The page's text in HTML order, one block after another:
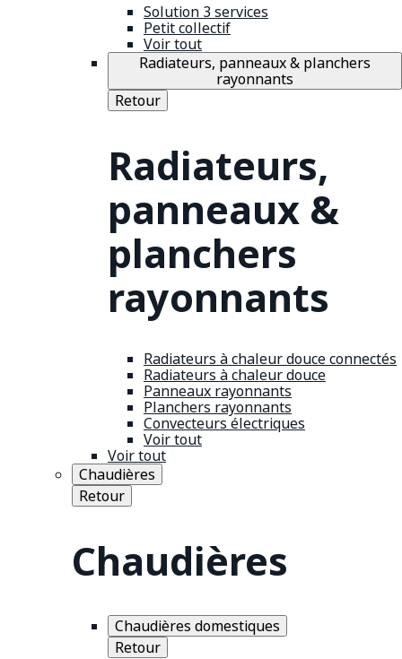
Solution 3 services
Petit collectif
Voir tout
Radiateurs, panneaux & planchers
rayonnants
Retour
Radiateurs,
panneaux &
planchers
rayonnants
Radiateurs à chaleur douce connectés
Radiateurs à chaleur douce
Panneaux rayonnants
Planchers rayonnants
Convecteurs électriques
Voir tout
Voir tout
Chaudières
Retour
Chaudières
Chaudières domestiques
Retour